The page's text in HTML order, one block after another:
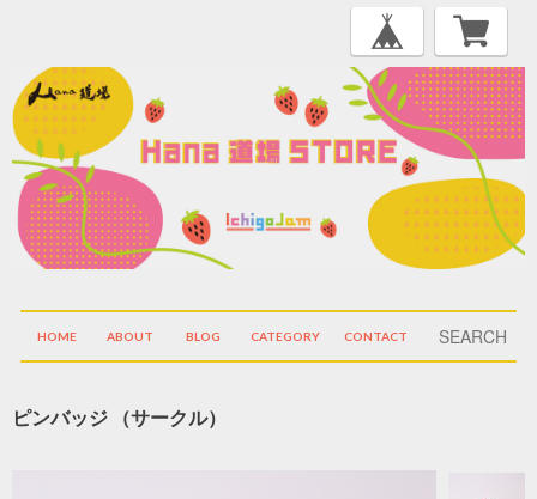
HOME ABOUT BLOG CATEGORY CONTACT
ピンバッジ （サークル）